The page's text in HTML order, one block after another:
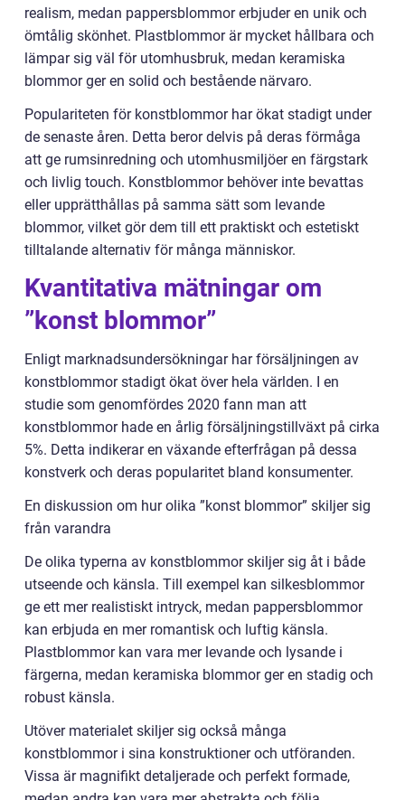
realism, medan pappersblommor erbjuder en unik och
ömtålig skönhet. Plastblommor är mycket hållbara och
lämpar sig väl för utomhusbruk, medan keramiska
blommor ger en solid och bestående närvaro.
Populariteten för konstblommor har ökat stadigt under
de senaste åren. Detta beror delvis på deras förmåga
att ge rumsinredning och utomhusmiljöer en färgstark
och livlig touch. Konstblommor behöver inte bevattas
eller upprätthållas på samma sätt som levande
blommor, vilket gör dem till ett praktiskt och estetiskt
tilltalande alternativ för många människor.
Kvantitativa mätningar om
”konst blommor”
Enligt marknadsundersökningar har försäljningen av
konstblommor stadigt ökat över hela världen. I en
studie som genomfördes 2020 fann man att
konstblommor hade en årlig försäljningstillväxt på cirka
5%. Detta indikerar en växande efterfrågan på dessa
konstverk och deras popularitet bland konsumenter.
En diskussion om hur olika ”konst blommor” skiljer sig
från varandra
De olika typerna av konstblommor skiljer sig åt i både
utseende och känsla. Till exempel kan silkesblommor
ge ett mer realistiskt intryck, medan pappersblommor
kan erbjuda en mer romantisk och luftig känsla.
Plastblommor kan vara mer levande och lysande i
färgerna, medan keramiska blommor ger en stadig och
robust känsla.
Utöver materialet skiljer sig också många
konstblommor i sina konstruktioner och utföranden.
Vissa är magnifikt detaljerade och perfekt formade,